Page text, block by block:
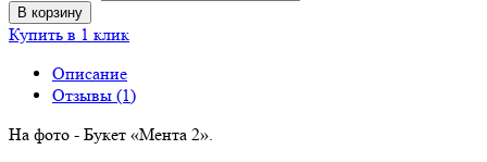
В корзину
Купить в 1 клик
Описание
Отзывы (1)
На фото - Букет «Мента 2».